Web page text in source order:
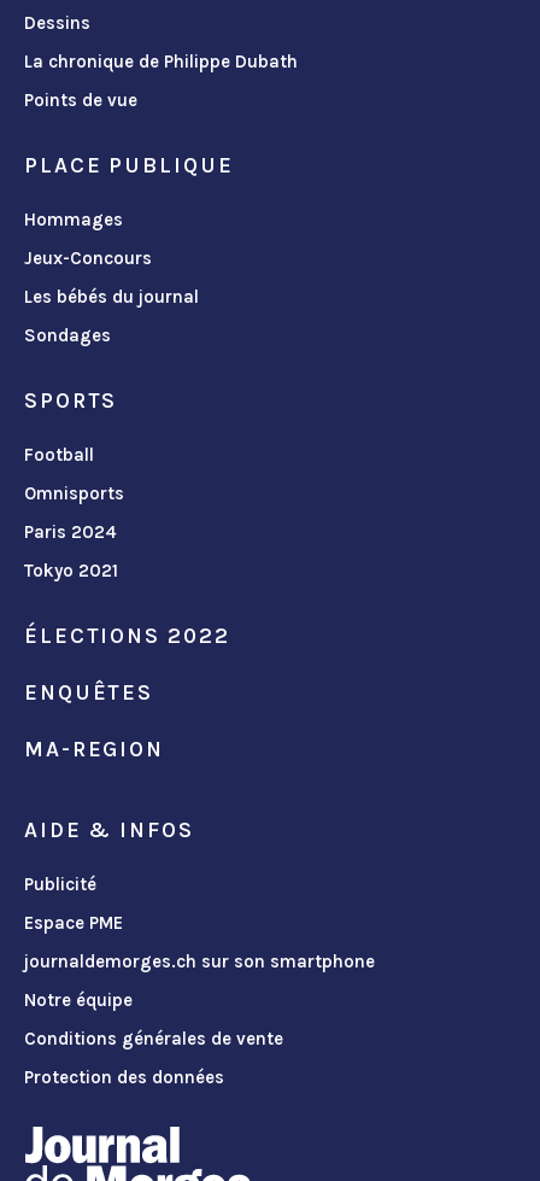
Dessins
La chronique de Philippe Dubath
Points de vue
PLACE PUBLIQUE
Hommages
Jeux-Concours
Les bébés du journal
Sondages
SPORTS
Football
Omnisports
Paris 2024
Tokyo 2021
ÉLECTIONS 2022
ENQUÊTES
MA-REGION
AIDE & INFOS
Publicité
Espace PME
journaldemorges.ch sur son smartphone
Notre équipe
Conditions générales de vente
Protection des données